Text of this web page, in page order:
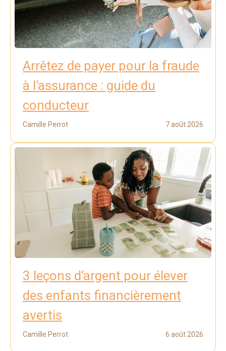
Arrêtez de payer pour la fraude
à l’assurance : guide du
conducteur
Camille Perrot 7 août 2026
3 leçons d’argent pour élever
des enfants financièrement
avertis
Camille Perrot 6 août 2026